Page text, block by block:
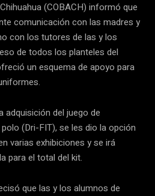
(COBACH) informó que
comunicación con las madres y
con los tutores de las y los
de todos los planteles del
un esquema de apoyo para
adquisición del juego de
(Dri-FIT), se les dio la opción
varias exhibiciones y se irá
para el total del kit.
que las y los alumnos de